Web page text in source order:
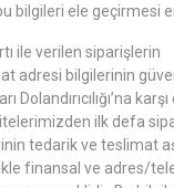
bilgileri ele geçirmesi
ile verilen siparişlerin
adresi bilgilerinin
Dolandırıcılığı’na
ilk defa
tedarik ve teslimat
finansal ve adres/